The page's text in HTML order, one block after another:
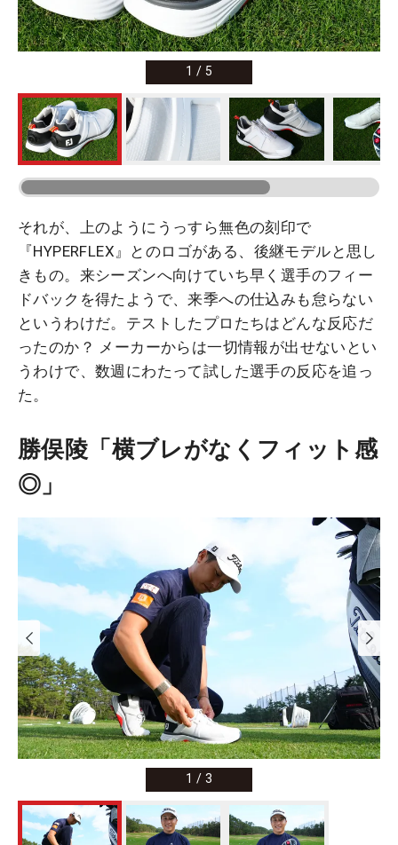
1 / 5
それが、上のようにうっすら無色の刻印で
『HYPERFLEX』とのロゴがある、後継モデルと思し
きもの。来シーズンへ向けていち早く選手のフィー
ドバックを得たようで、来季への仕込みも怠らない
というわけだ。テストしたプロたちはどんな反応だ
ったのか？ メーカーからは一切情報が出せないとい
うわけで、数週にわたって試した選手の反応を追っ
た。
勝俣陵「横ブレがなくフィット感
◎」
1 / 3